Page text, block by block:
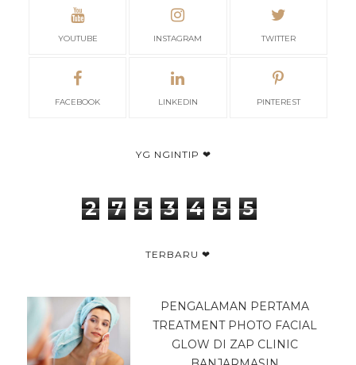
YOUTUBE INSTAGRAM TWITTER
FACEBOOK LINKEDIN PINTEREST
YG NGINTIP ❤
2 7 5 3 4 5 5
TERBARU ❤
PENGALAMAN PERTAMA
TREATMENT PHOTO FACIAL
GLOW DI ZAP CLINIC